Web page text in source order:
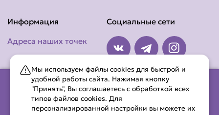
Мы используем файлы cookies для быстрой и
удобной работы сайта. Нажимая кнопку
"Принять", Вы соглашаетесь с обработкой всех
типов файлов cookies. Для
персонализированной настройки вы можете их
Информация
Адреса наших точек
Социальные сети
ООО «Амилас Фуд» (УНП 291914498)
Республика Беларусь, Брестская область, Ленинский район,